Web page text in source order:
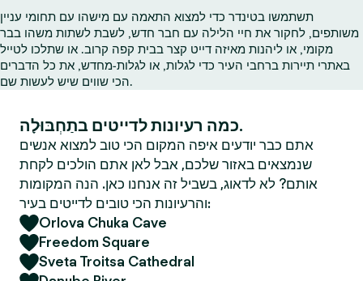
תשתמשו בטינדר כדי למצוא התאמה עם מישהו עם תחומי עניין
משותפים, לחקור את חיי הלילה עם חבר חדש, לשבת לשתות משהו בבר
מקומי, או ליהנות מאיזה דייט קצר בבית קפה קרוב. או שתלכו לטייל
באתרי תיירות ברחבי העיר כדי לגלות, או לגלות‑מחדש, את כל הדברים
הכי שווים שיש לעשות שם.
כמה רעיונות לדייטים בתַחְבּוּלָה.
אתם כבר יודעים איפה המקום הכי טוב למצוא אנשים
שנמצאים באזור שלכם, אבל לאן אתם הולכים לקחת
אותם? לא לדאוג, בשביל זה אנחנו כאן. הנה המקומות
והרעיונות הכי טובים לדייטים בעיר:
Orlova Chuka Cave
Freedom Square
Sveta Troitsa Cathedral